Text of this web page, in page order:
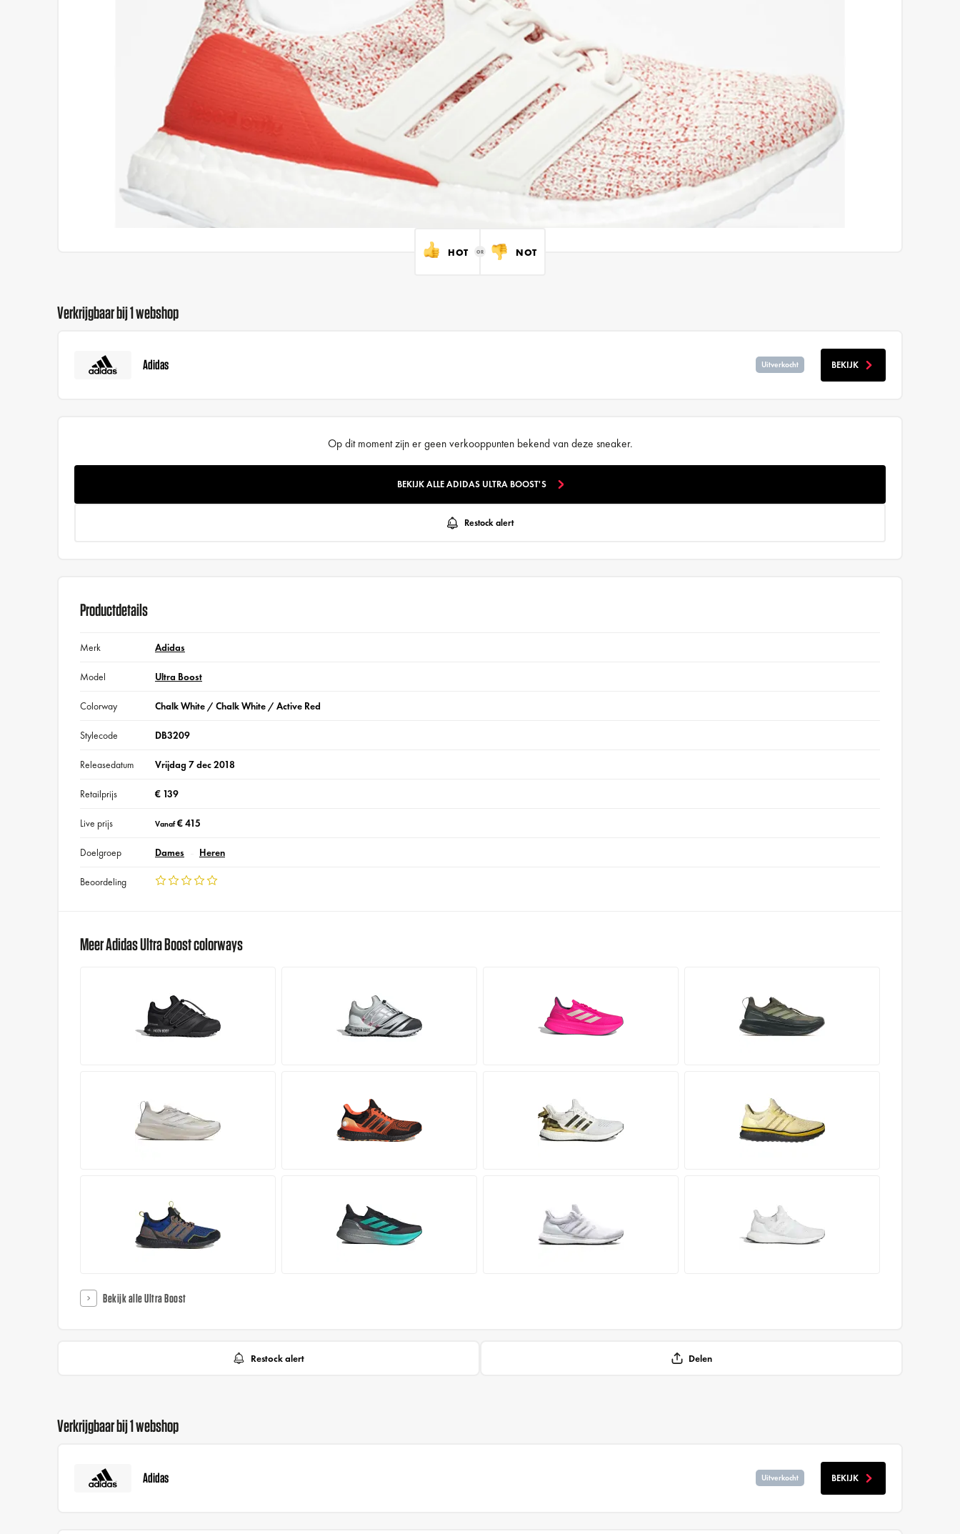
HOT NOT
Verkrijgbaar bij 1 webshop
Adidas Uitverkocht BEKIJK
Op dit moment zijn er geen verkooppunten bekend van deze sneaker.
BEKIJK ALLE ADIDAS ULTRA BOOST'S
Restock alert
Productdetails
Merk Adidas
Model Ultra Boost
Colorway Chalk White / Chalk White / Active Red
Stylecode DB3209
Releasedatum Vrijdag 7 dec 2018
Retailprijs € 139
Live prijs Vanaf€ 415
Doelgroep Dames Heren
Beoordeling
Meer Adidas Ultra Boost colorways
Bekijk alle Ultra Boost
Restock alert Delen
Verkrijgbaar bij 1 webshop
Adidas Uitverkocht BEKIJK